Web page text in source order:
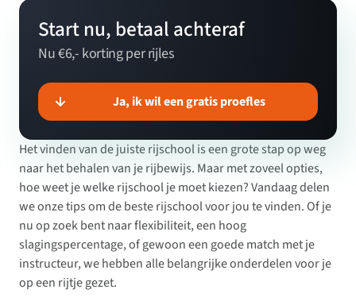
Start nu, betaal achteraf
Nu €6,- korting per rijles
Ja, ik wil een gratis proefles
Het vinden van de juiste rijschool is een grote stap op weg
naar het behalen van je rijbewijs. Maar met zoveel opties,
hoe weet je welke rijschool je moet kiezen? Vandaag delen
we onze tips om de beste rijschool voor jou te vinden. Of je
nu op zoek bent naar flexibiliteit, een hoog
slagingspercentage, of gewoon een goede match met je
instructeur, we hebben alle belangrijke onderdelen voor je
op een rijtje gezet.